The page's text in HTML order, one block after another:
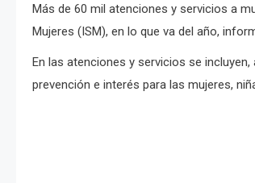
Más de 60 mil atenciones y servicios a
Mujeres (ISM), en lo que va del año,
En las atenciones y servicios se
prevención e interés para las mujeres,